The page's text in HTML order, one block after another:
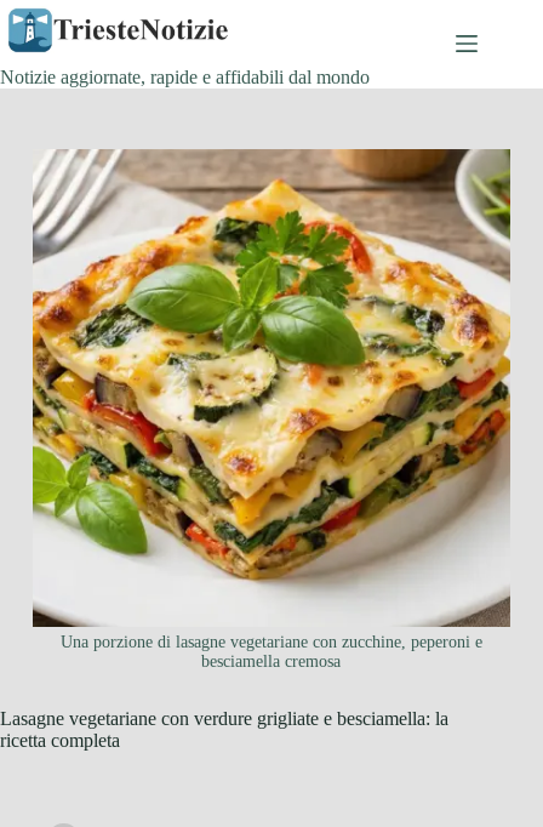
Salta
contenuto
Notizie aggiornate, rapide e affidabili dal mondo
Una porzione di lasagne vegetariane con zucchine, peperoni e
besciamella cremosa
Lasagne vegetariane con verdure grigliate e besciamella: la
ricetta completa